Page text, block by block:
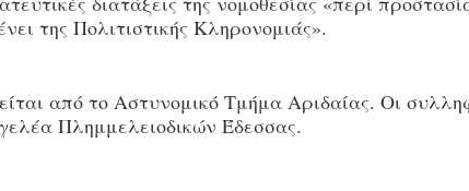
της Πολιτιστικής Κληρονομιάς».
από το Αστυνομικό Τμήμα Αριδαίας. Οι
Πλημμελειοδικών Έδεσσας.